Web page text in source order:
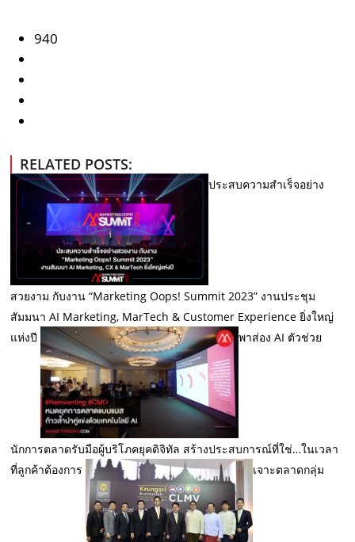
940
RELATED POSTS:
ประสบความสำเร็จอย่าง
สวยงาม กับงาน “Marketing Oops! Summit 2023” งานประชุม
สัมมนา AI Marketing, MarTech & Customer Experience ยิ่งใหญ่
แห่งปี
พาส่อง AI ตัวช่วย
นักการตลาดรับมือผู้บริโภคยุคดิจิทัล สร้างประสบการณ์ที่ใช่…ในเวลา
ที่ลูกค้าต้องการ
เจาะตลาดกลุ่ม